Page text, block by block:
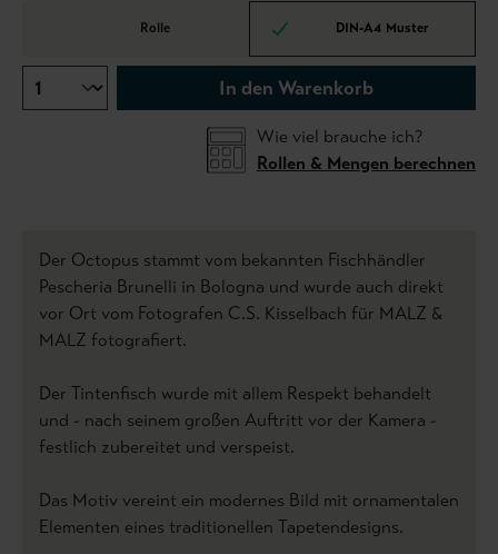
Rolle DIN-A4 Muster
In den Warenkorb
Wie viel brauche ich?
Rollen & Mengen berechnen
Der Octopus stammt vom bekannten Fischhändler
Pescheria Brunelli in Bologna und wurde auch direkt
vor Ort vom Fotografen C.S. Kisselbach für MALZ &
MALZ fotografiert.
Der Tintenfisch wurde mit allem Respekt behandelt
und - nach seinem großen Auftritt vor der Kamera -
festlich zubereitet und verspeist.
Das Motiv vereint ein modernes Bild mit ornamentalen
Elementen eines traditionellen Tapetendesigns.